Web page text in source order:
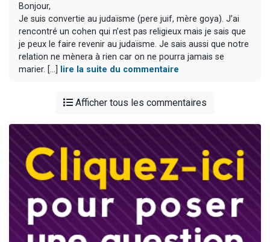
Bonjour,
Je suis convertie au judaïsme (pere juif, mère goya). J’ai
rencontré un cohen qui n’est pas religieux mais je sais que
je peux le faire revenir au judaïsme. Je sais aussi que notre
relation ne mènera à rien car on ne pourra jamais se
marier. [...]
lire la suite du commentaire
Afficher tous les commentaires